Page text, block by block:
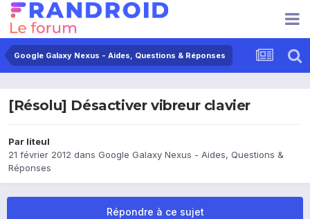
Google Galaxy Nexus - Aides, Questions & Réponses
[Résolu] Désactiver vibreur clavier
Par liteul
21 février 2012 dans Google Galaxy Nexus - Aides, Questions &
Réponses
Répondre à ce sujet